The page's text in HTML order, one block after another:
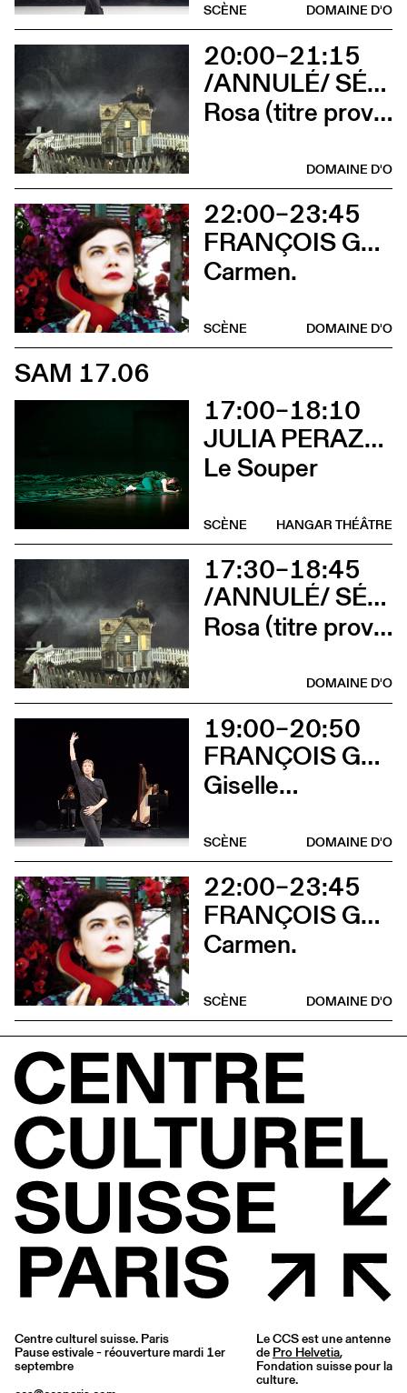
DOMAINE D'O
SCÈNE
20:00–21:15
/ANNULÉ/ SÉVERINE CHAVRIER
Rosa (titre provisoire)
DOMAINE D'O
22:00–23:45
FRANÇOIS GREMAUD
Carmen.
DOMAINE D'O
SCÈNE
SAM 17.06
17:00–18:10
JULIA PERAZZINI
Le Souper
HANGAR THÉÂTRE
SCÈNE
17:30–18:45
/ANNULÉ/ SÉVERINE CHAVRIER
Rosa (titre provisoire)
DOMAINE D'O
19:00–20:50
FRANÇOIS GREMAUD
Giselle…
DOMAINE D'O
SCÈNE
22:00–23:45
FRANÇOIS GREMAUD
Carmen.
DOMAINE D'O
SCÈNE
Centre culturel suisse. Paris
Pause estivale - réouverture mardi 1er
septembre
Le CCS est une antenne
de Pro Helvetia,
Fondation suisse pour la
culture.